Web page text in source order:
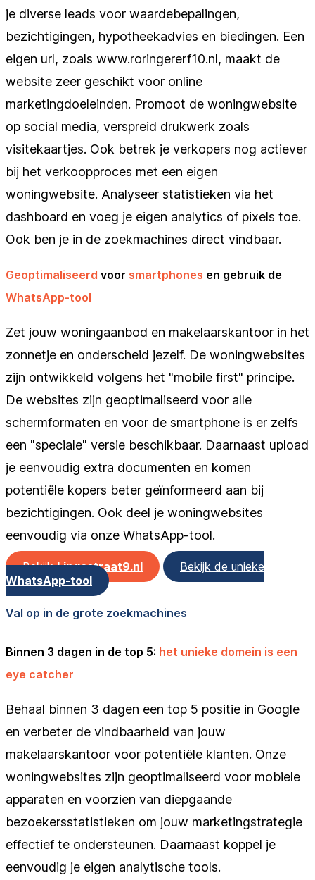
je diverse leads voor waardebepalingen,
bezichtigingen, hypotheekadvies en biedingen. Een
eigen url, zoals www.roringererf10.nl, maakt de
website zeer geschikt voor online
marketingdoeleinden. Promoot de woningwebsite
op social media, verspreid drukwerk zoals
visitekaartjes. Ook betrek je verkopers nog actiever
bij het verkoopproces met een eigen
woningwebsite. Analyseer statistieken via het
dashboard en voeg je eigen analytics of pixels toe.
Ook ben je in de zoekmachines direct vindbaar.
Geoptimaliseerd voor smartphones en gebruik de
WhatsApp-tool
Zet jouw woningaanbod en makelaarskantoor in het
zonnetje en onderscheid jezelf. De woningwebsites
zijn ontwikkeld volgens het "mobile first" principe.
De websites zijn geoptimaliseerd voor alle
schermformaten en voor de smartphone is er zelfs
een "speciale" versie beschikbaar. Daarnaast upload
je eenvoudig extra documenten en komen
potentiële kopers beter geïnformeerd aan bij
bezichtigingen. Ook deel je woningwebsites
eenvoudig via onze WhatsApp-tool.
BekijkLingestraat9.nl
Bekijk de unieke
WhatsApp-tool
Val op in de grote zoekmachines
Binnen 3 dagen in de top 5: het unieke domein is een
eye catcher
Behaal binnen 3 dagen een top 5 positie in Google
en verbeter de vindbaarheid van jouw
makelaarskantoor voor potentiële klanten. Onze
woningwebsites zijn geoptimaliseerd voor mobiele
apparaten en voorzien van diepgaande
bezoekersstatistieken om jouw marketingstrategie
effectief te ondersteunen. Daarnaast koppel je
eenvoudig je eigen analytische tools.